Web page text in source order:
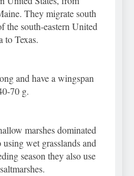
They migrate south
the south-eastern United
to Texas.
and have a wingspan
70 g.
marshes dominated
using wet grasslands and
season they also use